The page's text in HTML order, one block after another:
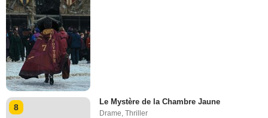
8
Le Mystère de la Chambre Jaune
Drame,Thriller